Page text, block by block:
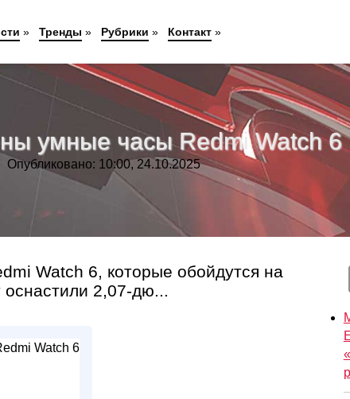
умные часы Redmi Watch 6
Опубликовано: 10:00, 24.10.2025
Watch 6, которые обойдутся на
оснастили 2,07-дю...
» Тренды » Рубрики » Контакт»